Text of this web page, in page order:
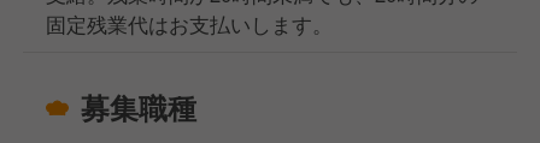
固定残業代はお支払いします。
募集職種